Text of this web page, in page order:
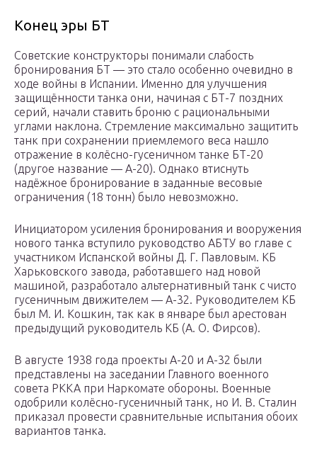
Конец эры БТ
Советские конструкторы понимали слабость
бронирования БТ — это стало особенно очевидно в
ходе войны в Испании. Именно для улучшения
защищённости танка они, начиная с БТ-7 поздних
серий, начали ставить броню с рациональными
углами наклона. Стремление максимально защитить
танк при сохранении приемлемого веса нашло
отражение в колёсно-гусеничном танке БТ-20
(другое название — А-20). Однако втиснуть
надёжное бронирование в заданные весовые
ограничения (18 тонн) было невозможно.
Инициатором усиления бронирования и вооружения
нового танка вступило руководство АБТУ во главе с
участником Испанской войны Д. Г. Павловым. КБ
Харьковского завода, работавшего над новой
машиной, разработало альтернативный танк с чисто
гусеничным движителем — А-32. Руководителем КБ
был М. И. Кошкин, так как в январе был арестован
предыдущий руководитель КБ (А. О. Фирсов).
В августе 1938 года проекты А-20 и А-32 были
представлены на заседании Главного военного
совета РККА при Наркомате обороны. Военные
одобрили колёсно-гусеничный танк, но И. В. Сталин
приказал провести сравнительные испытания обоих
вариантов танка.